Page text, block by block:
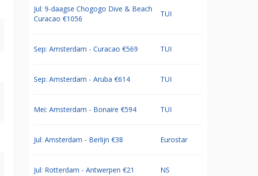
Jul: 9-daagse Chogogo Dive & Beach
Curacao €1056
TUI
Sep: Amsterdam - Curacao €569 TUI
Sep: Amsterdam - Aruba €614 TUI
Mei: Amsterdam - Bonaire €594 TUI
Jul: Amsterdam - Berlijn €38 Eurostar
Jul: Rotterdam - Antwerpen €21 NS